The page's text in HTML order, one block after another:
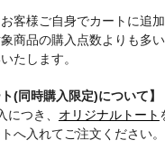
客様ご自身でカートに追
商品の購入点数よりも多
たします。
(同時購入限定)について】
つき、 オリジナルトート
へ入れてご注文ください。